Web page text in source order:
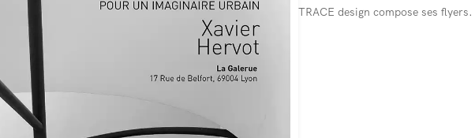
TRACE design compose ses flyers.